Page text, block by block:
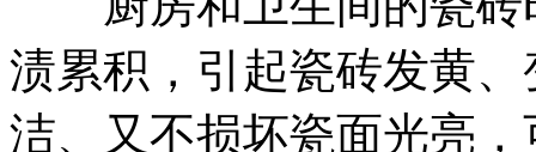
渍累积，引起瓷砖发黄
洁、又不损坏瓷面光亮